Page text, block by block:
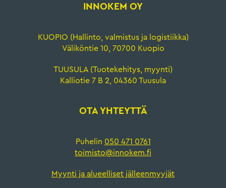
INNOKEM OY
KUOPIO (Hallinto, valmistus ja logistiikka)
Väliköntie 10, 70700 Kuopio
TUUSULA (Tuotekehitys, myynti)
Kalliotie 7 B 2, 04360 Tuusula
OTA YHTEYTTÄ
Puhelin 050 471 0761
toimisto@innokem.fi
Myynti ja alueelliset jälleenmyyjät